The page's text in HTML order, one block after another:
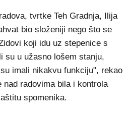
tvrtke Teh Gradnja, Ilija
bio složeniji nego što se
koji idu uz stepenice s
su u užasno lošem stanju,
imali nikakvu funkciju", rekao
nad radovima bila i kontrola
spomenika.